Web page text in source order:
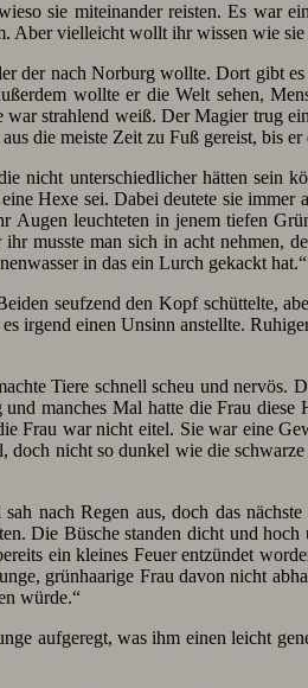
sie miteinander reisten. Es war
Aber vielleicht wollt ihr wissen wie
der nach Norburg wollte. Dort gibt
wollte er die Welt sehen,
strahlend weiß. Der Magier trug
die meiste Zeit zu Fuß gereist, bis
nicht unterschiedlicher hätten sein
Hexe sei. Dabei deutete sie
leuchteten in jenem tiefen
musste man sich in acht nehmen,
in das ein Lurch gekackt hat.“
seufzend den Kopf schüttelte,
irgend einen Unsinn anstellte.
Tiere schnell scheu und
manches Mal hatte die Frau
Frau war nicht eitel. Sie war eine
nicht so dunkel wie die
nach Regen aus, doch das
Die Büsche standen dicht und
ein kleines Feuer entzündet
grünhaarige Frau davon nicht
würde.“
aufgeregt, was ihm einen leicht